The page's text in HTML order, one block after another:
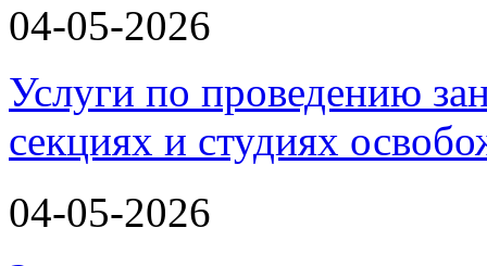
04-05-2026
Услуги по проведению
секциях и студиях
04-05-2026